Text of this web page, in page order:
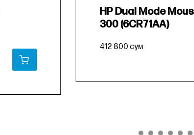
HP Dual Mode
300 (6CR71AA)
412 800 сум